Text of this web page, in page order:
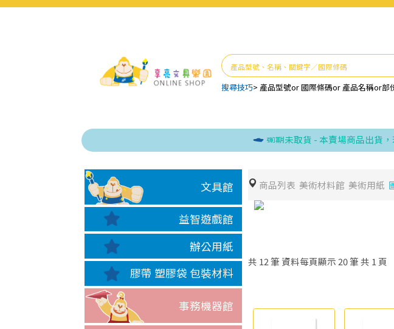
搜尋技巧> 產品型號or國際條碼or 產品名稱or部
逾期未取貨 - 本賣場商品出貨，若
文具館
益智遊戲館
辦公用紙
膠帶 塑膠袋 包裝材料
事務機器館
商品列表 美術材料館 美術用紙
共 12 筆 資料每頁顯示 20筆 共 1 頁